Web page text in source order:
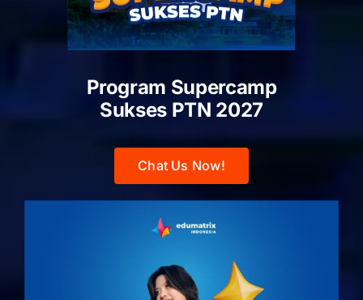
Program Supercamp
Sukses PTN 2027
Chat Us Now!